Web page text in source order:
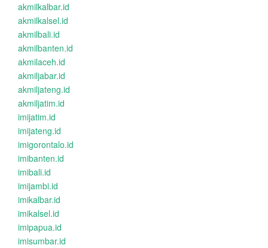
akmilkalbar.id
akmilkalsel.id
akmilbali.id
akmilbanten.id
akmilaceh.id
akmiljabar.id
akmiljateng.id
akmiljatim.id
imijatim.id
imijateng.id
imigorontalo.id
imibanten.id
imibali.id
imijambi.id
imikalbar.id
imikalsel.id
imipapua.id
imisumbar.id